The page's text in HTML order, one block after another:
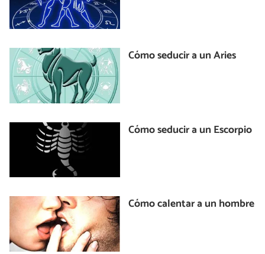
Cómo seducir a un Aries
Cómo seducir a un Escorpio
Cómo calentar a un hombre